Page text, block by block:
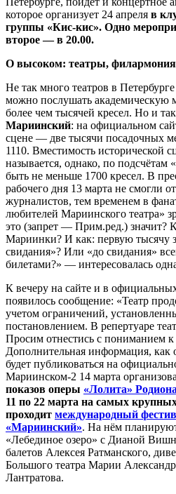
которое организует 24 апреля в
группы «Кис-кис». Одно
второе — в 20.00.
О высоком: театры, филармония
Не так много театров в
можно послушать академическую
более чем тысячей кресел. Но и
Мариинский: на официальном
сцене — две тысячи посадочных
1110. Вместимость исторической
называется, однако, по
быть не меньше 1700 кресел. В
рабочего дня 13 марта не смогли
журналистов, тем временем в
любителей Мариинского театра»
это (запрет — Прим.ред.) значит?
Мариинки? И как: первую тысячу
свидания»? Или «до свидания»
билетами?» — интересовалась
К вечеру на сайте и в
появилось сообщение: «Театр
учетом ограничений,
постановлением. В репертуаре
Просим отнестись с пониманием к
Дополнительная информация, как
будет публиковаться на
Мариинском-2 14 марта
показов оперы «Лолита»
11 по 22 марта на самых
проходит международный
«Мариинский». На нём
«Лебединое озеро» с Дианой
балетов Алексея Ратманского,
Большого театра Марии
Лантратова.